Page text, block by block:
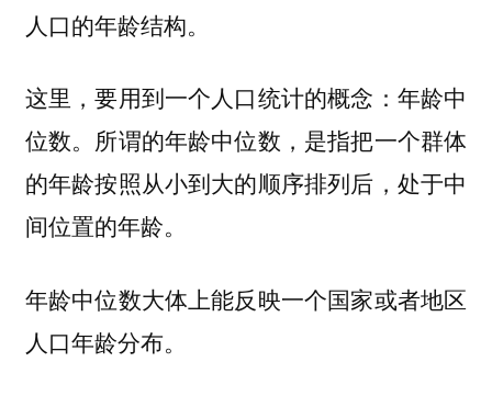
人口的年龄结构。
这里，要用到一个人口统计的概念：年龄中
位数。所谓的年龄中位数，是指把一个群体
的年龄按照从小到大的顺序排列后，处于中
间位置的年龄。
年龄中位数大体上能反映一个国家或者地区
人口年龄分布。